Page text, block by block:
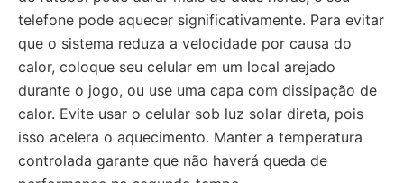
telefone pode aquecer significativamente. Para evitar
que o sistema reduza a velocidade por causa do
calor, coloque seu celular em um local arejado
durante o jogo, ou use uma capa com dissipação de
calor. Evite usar o celular sob luz solar direta, pois
isso acelera o aquecimento. Manter a temperatura
controlada garante que não haverá queda de